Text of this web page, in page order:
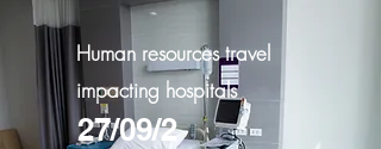
Human resources travel
impacting hospitals
27/09/2